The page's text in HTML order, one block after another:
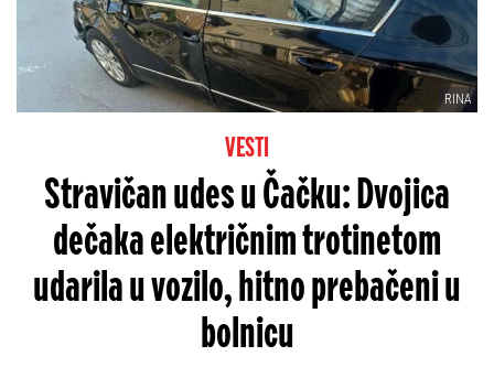
RINA
VESTI
Stravičan udes u Čačku: Dvojica
dečaka električnim trotinetom
udarila u vozilo, hitno prebačeni u
bolnicu